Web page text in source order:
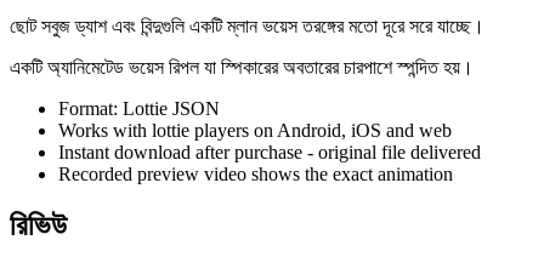
ছোট সবুজ ড্যাশ এবং বিন্দুগুলি একটি ম্লান ভয়েস তরঙ্গের মতো দূরে সরে যাচ্ছে।
একটি অ্যানিমেটেড ভয়েস রিপল যা স্পিকারের অবতারের চারপাশে স্পন্দিত হয়।
Format: Lottie JSON
Works with lottie players on Android, iOS and web
Instant download after purchase - original file delivered
Recorded preview video shows the exact animation
রিভিউ